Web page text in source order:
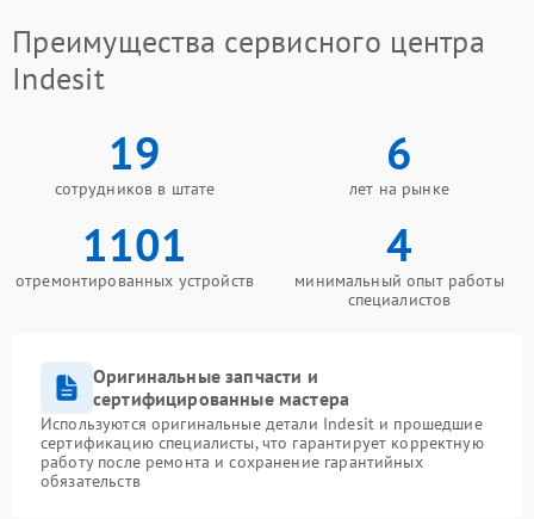
Преимущества сервисного центра
Indesit
19
сотрудников в штате
6
лет на рынке
1101
отремонтированных устройств
4
минимальный опыт работы
специалистов
Оригинальные запчасти и
сертифицированные мастера
Используются оригинальные детали Indesit и прошедшие
сертификацию специалисты, что гарантирует корректную
работу после ремонта и сохранение гарантийных
обязательств